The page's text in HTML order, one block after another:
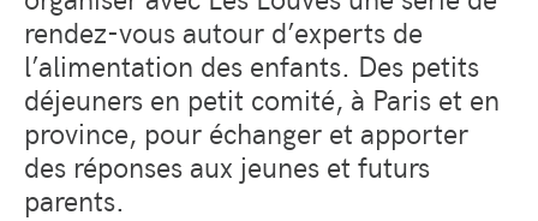
rendez-vous autour d’experts de
l’alimentation des enfants. Des petits
déjeuners en petit comité, à Paris et en
province, pour échanger et apporter
des réponses aux jeunes et futurs
parents.